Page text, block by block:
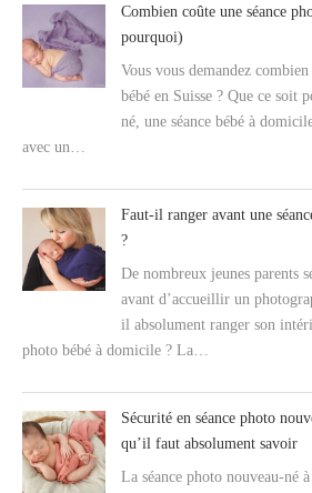
Combien coûte une séance
pourquoi)
Vous vous demandez
bébé en Suisse ? Que ce soit
né, une séance bébé à
avec un…
Faut-il ranger avant une
?
De nombreux jeunes parents
avant d’accueillir un
il absolument ranger son
photo bébé à domicile ? La…
Sécurité en séance photo
qu’il faut absolument savoir
La séance photo nouveau-né